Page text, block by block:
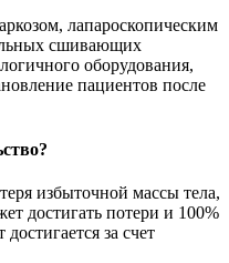
лапароскопическим
сшивающих
оборудования,
пациентов после
избыточной массы тела,
достигать потери и 100%
за счет